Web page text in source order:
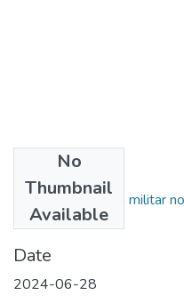
No
Thumbnail
Available
Atuação da polícia militar
KB)
Date
2024-06-28